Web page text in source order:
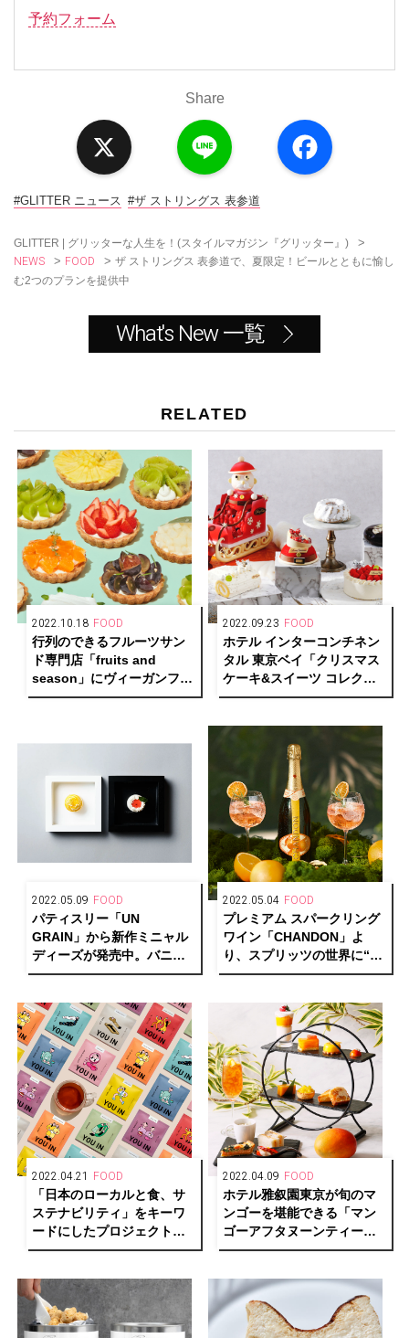
予約フォーム
Share
a
c
#GLITTER ニュース #ザ ストリングス 表参道
GLITTER | グリッターな人生を！(スタイルマガジン『グリッター』) >
NEWS > FOOD > ザ ストリングス 表参道で、夏限定！ビールとともに愉し
む2つのプランを提供中
What's New 一覧
RELATED
2022.10.18 FOOD
行列のできるフルーツサン
ド専門店「fruits and
season」にヴィーガンフル
ーツタルトが新登場
2022.09.23 FOOD
ホテル インターコンチネン
タル 東京ベイ「クリスマス
ケーキ&スイーツ コレクシ
ョン 2022」が予約開始
2022.05.09 FOOD
パティスリー「UN
GRAIN」から新作ミニャル
ディーズが発売中。バニラ
と赤桃の2種類のケーキが新
2022.05.04 FOOD
プレミアム スパークリング
ワイン「CHANDON」よ
り、スプリッツの世界に“自
然”を取り入れた「シャンド
2022.04.21 FOOD
「日本のローカルと食、サ
ステナビリティ」をキーワ
ードにしたプロジェクト
「ロフコト雑貨店」にサス
グティー「YOU IN」が登
場！
2022.04.09 FOOD
ホテル雅叙園東京が旬のマ
ンゴーを堪能できる「マン
ゴーアフタヌーンティー」
「マンゴーカクテル」を
売